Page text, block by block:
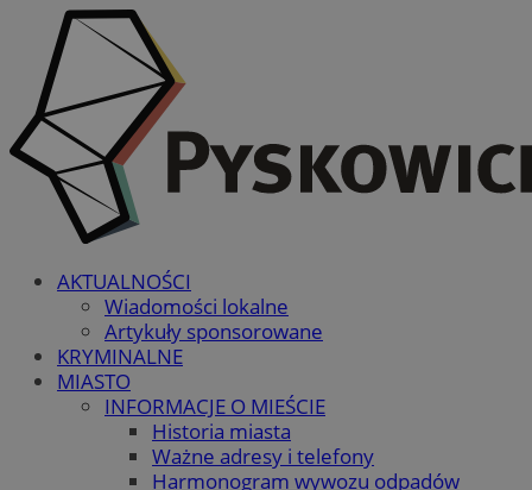
AKTUALNOŚCI
Wiadomości lokalne
Artykuły sponsorowane
KRYMINALNE
MIASTO
INFORMACJE O MIEŚCIE
Historia miasta
Ważne adresy i telefony
Harmonogram wywozu odpadów